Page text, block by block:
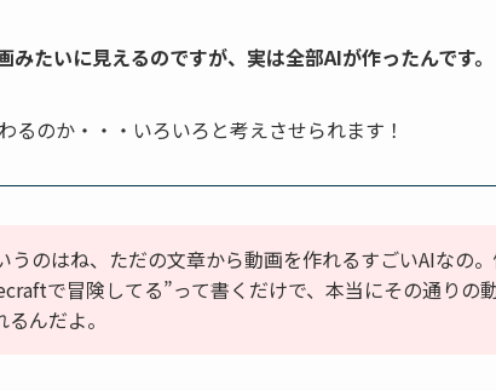
たいに見えるのですが、実は全部AIが作ったんです。
るのか・・・いろいろと考えさせられます！
うのはね、ただの文章から動画を作れるすごいAIなの
で冒険してる”って書くだけで、本当にその通りの
んだよ。